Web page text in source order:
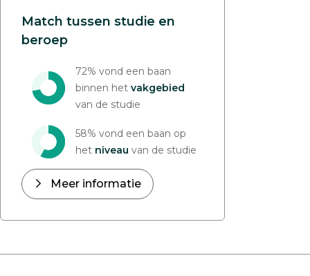
Match tussen studie en
beroep
72% vond een baan
binnen het vakgebied
van de studie
58% vond een baan op
het niveau van de studie
Meer informatie